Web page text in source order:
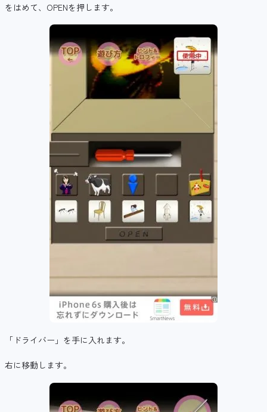
をはめて、OPENを押します。
「ドライバー」を手に入れます。
右に移動します。